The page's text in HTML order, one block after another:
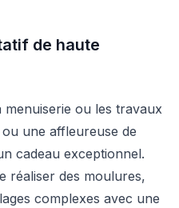
de haute
ou les travaux
une affleureuse de
cadeau exceptionnel.
réaliser des moulures,
complexes avec une